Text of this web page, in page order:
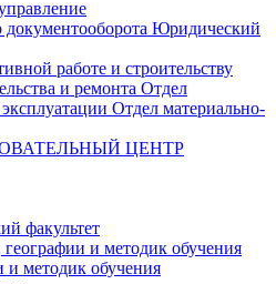
Юридический
работе и строительству
и ремонта Отдел
Отдел материально-
ЦЕНТР
факультет
и методик обучения
методик обучения